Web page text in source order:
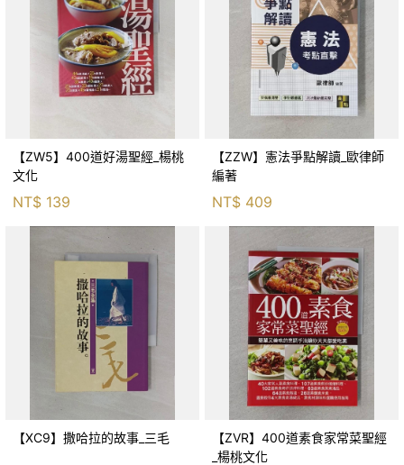
【ZW5】400道好湯聖經_楊桃
文化
NT$ 139
【ZZW】憲法爭點解讀_歐律師
編著
NT$ 409
【XC9】撒哈拉的故事_三毛
【ZVR】400道素食家常菜聖經
_楊桃文化